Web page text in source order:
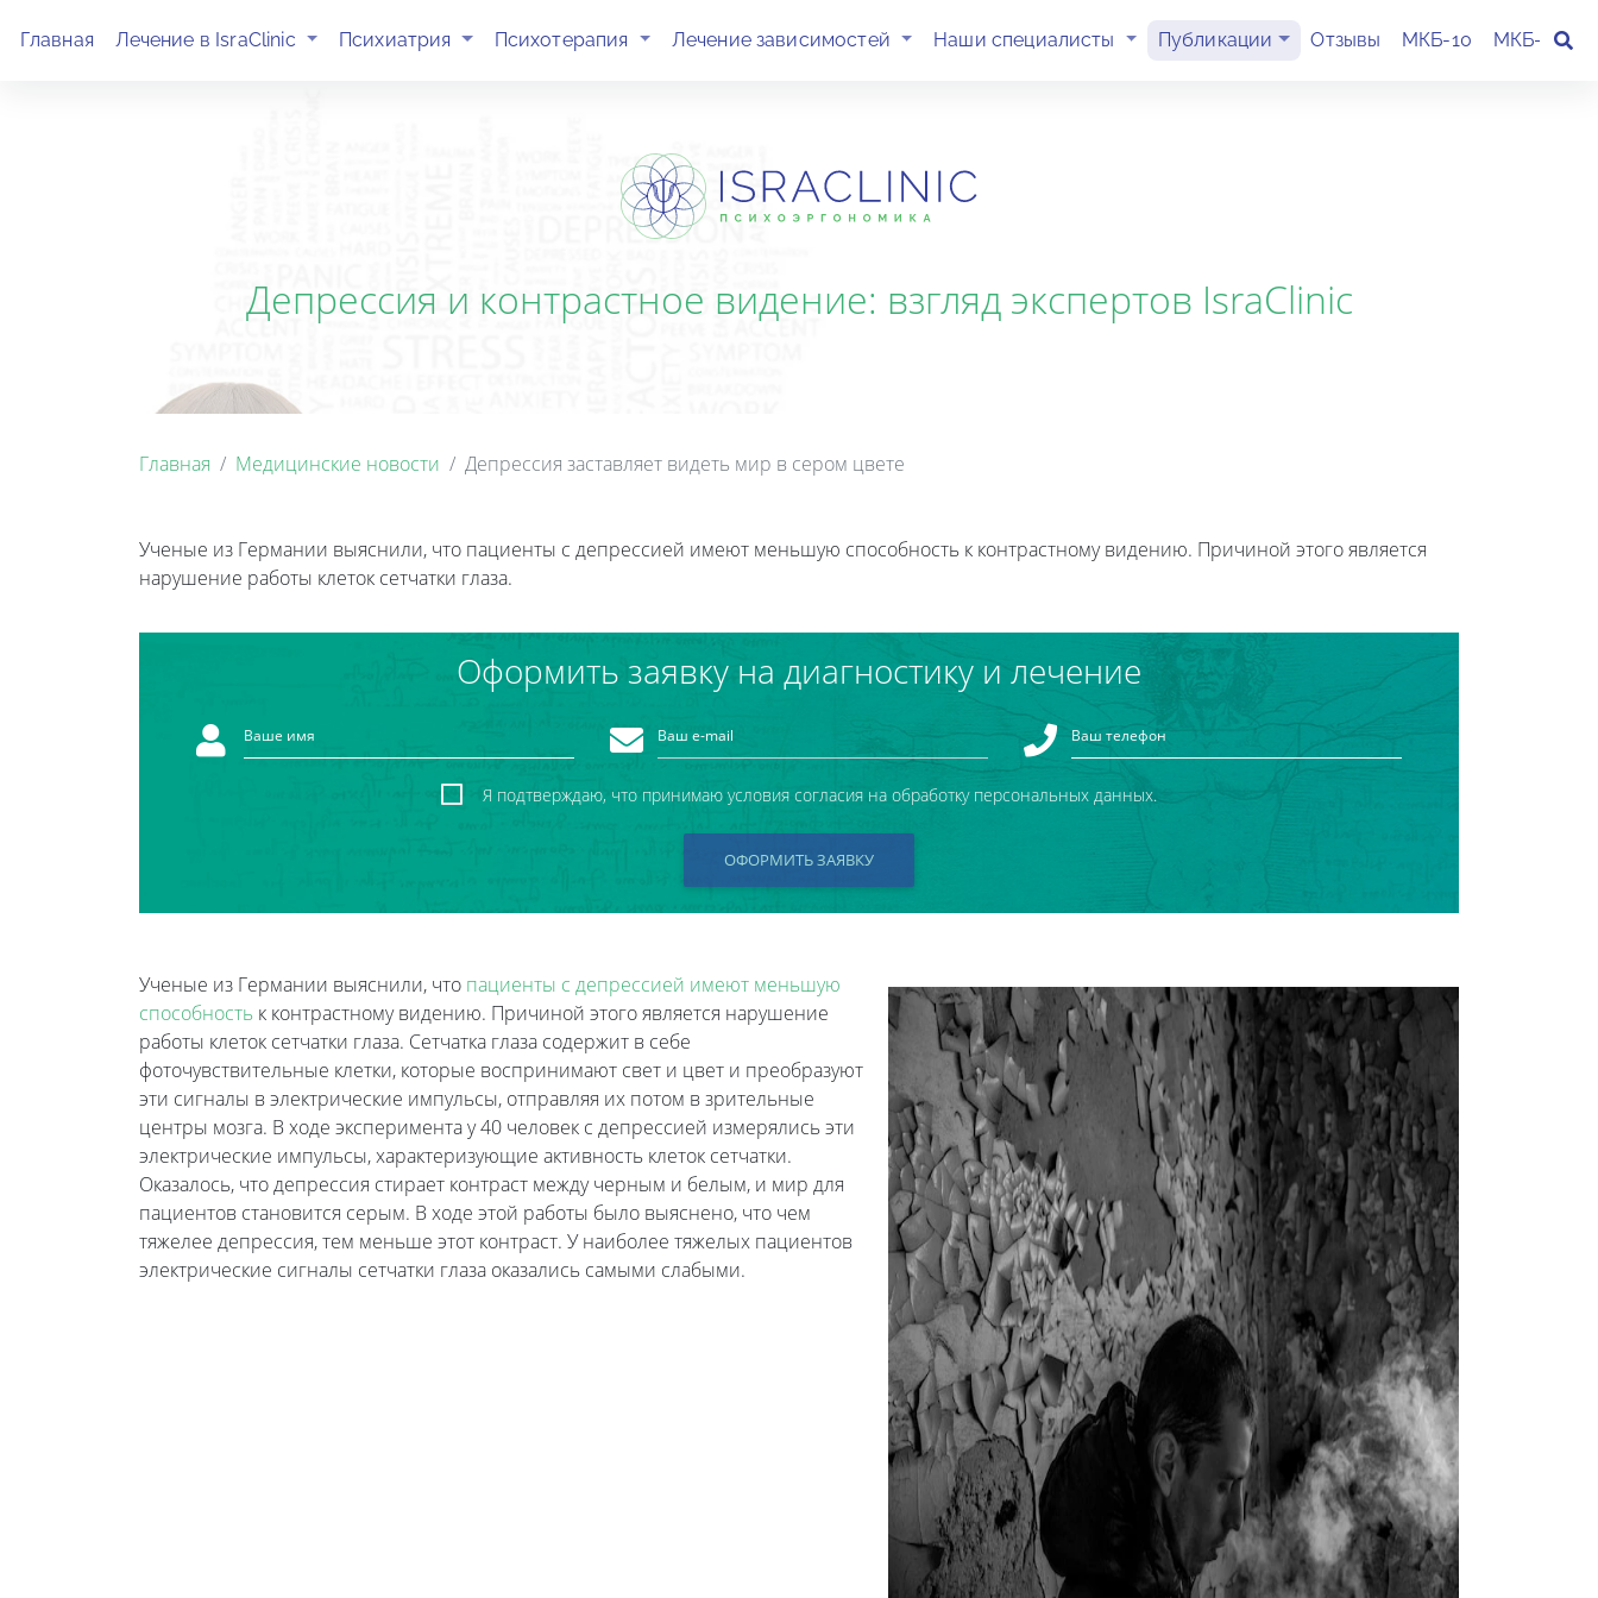
Главная Лечение в IsraClinic (current)Психиатрия (current)Психотерапия (current)Лечение зависимостей (current)Наши специалисты (current)Публикации Отзывы МКБ-10 МКБ-11
Депрессия и контрастное видение: взгляд экспертов IsraClinic
Главная Медицинские новости Депрессия заставляет видеть мир в сером цвете
Ученые из Германии выяснили, что пациенты с депрессией имеют меньшую способность к контрастному видению. Причиной этого является
нарушение работы клеток сетчатки глаза.
Оформить заявку на диагностику и лечение
Я подтверждаю, что принимаю условия согласия на обработку персональных данных.
ОФОРМИТЬ ЗАЯВКУ
Ученые из Германии выяснили, что пациенты с депрессией имеют меньшую
способность к контрастному видению. Причиной этого является нарушение
работы клеток сетчатки глаза. Сетчатка глаза содержит в себе
фоточувствительные клетки, которые воспринимают свет и цвет и преобразуют
эти сигналы в электрические импульсы, отправляя их потом в зрительные
центры мозга. В ходе эксперимента у 40 человек с депрессией измерялись эти
электрические импульсы, характеризующие активность клеток сетчатки.
Оказалось, что депрессия стирает контраст между черным и белым, и мир для
пациентов становится серым. В ходе этой работы было выяснено, что чем
тяжелее депрессия, тем меньше этот контраст. У наиболее тяжелых пациентов
электрические сигналы сетчатки глаза оказались самыми слабыми.